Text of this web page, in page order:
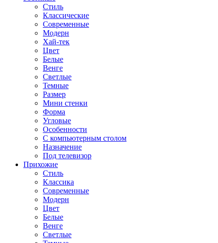
Стиль
Классические
Современные
Модерн
Хай-тек
Цвет
Белые
Венге
Светлые
Темные
Размер
Мини стенки
Форма
Угловые
Особенности
С компьютерным столом
Назначение
Под телевизор
Прихожие
Стиль
Классика
Современные
Модерн
Цвет
Белые
Венге
Светлые